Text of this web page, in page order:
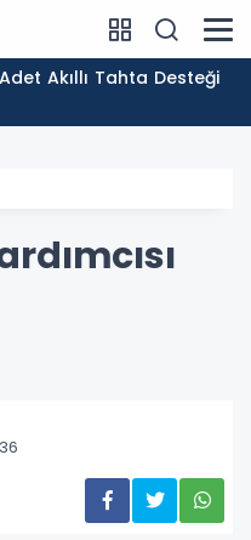
Akıllı Tahta Desteği